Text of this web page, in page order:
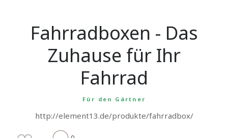
Fahrradboxen - Das
Zuhause für Ihr
Fahrrad
Für den Gärtner
http://element13.de/produkte/fahrradbox/